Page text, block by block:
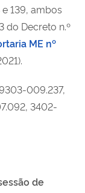
139, ambos
do Decreto n.º
ME nº
009.237,
3402-
de